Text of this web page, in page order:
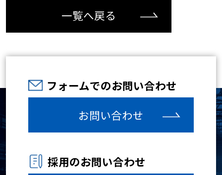
一覧へ戻る
フォームでのお問い合わせ
お問い合わせ
採用のお問い合わせ